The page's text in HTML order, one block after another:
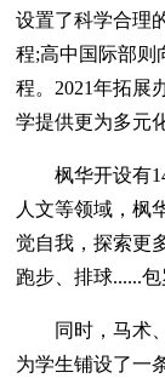
设置了科学合理
程;高中国际部则
程。2021年拓展
学提供更为多元
枫华开设有
人文等领域，枫
觉自我，探索更
跑步、排球......包
同时，马术、
为学生铺设了一